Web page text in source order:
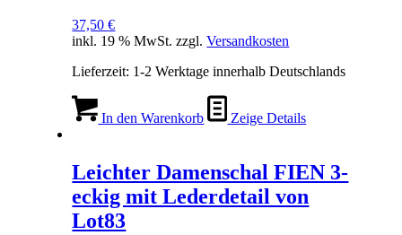
37,50€
inkl. 19 % MwSt. zzgl.Versandkosten
Lieferzeit: 1-2 Werktage innerhalb Deutschlands
In den Warenkorb Zeige Details
Leichter Damenschal FIEN 3-
eckig mit Lederdetail von
Lot83